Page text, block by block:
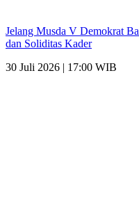
Jelang Musda V Demokrat
dan Soliditas Kader
30 Juli 2026 | 17:00 WIB